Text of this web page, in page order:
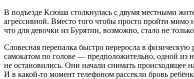
В подъезде Ксюша столкнулась с двумя местными
агрессивной. Вместо того чтобы просто пройти мимо
что для девочки из Бурятии, возможно, стало не
Словесная перепалка быстро переросла в
самокатом по голове — предположительно, одной из
не остановились. Они начали снимать происходящее
И в какой-то момент телефоном рассекли бровь